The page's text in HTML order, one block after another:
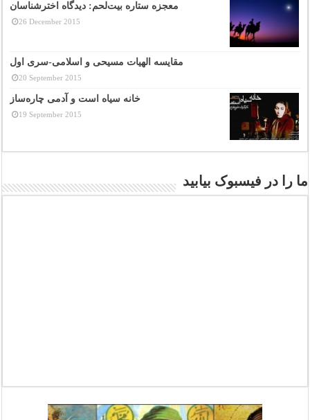
معجزه ستاره بیت‌لحم: دیدگاه اخترشناسان
26 December 2015
مقایسه الهیات مسیحی و اسلامی-سری اول
20 September 2015
خانه سیاه است و آدمی چاره‌ساز
19 September 2015
ما را در فیسبوک بیابید